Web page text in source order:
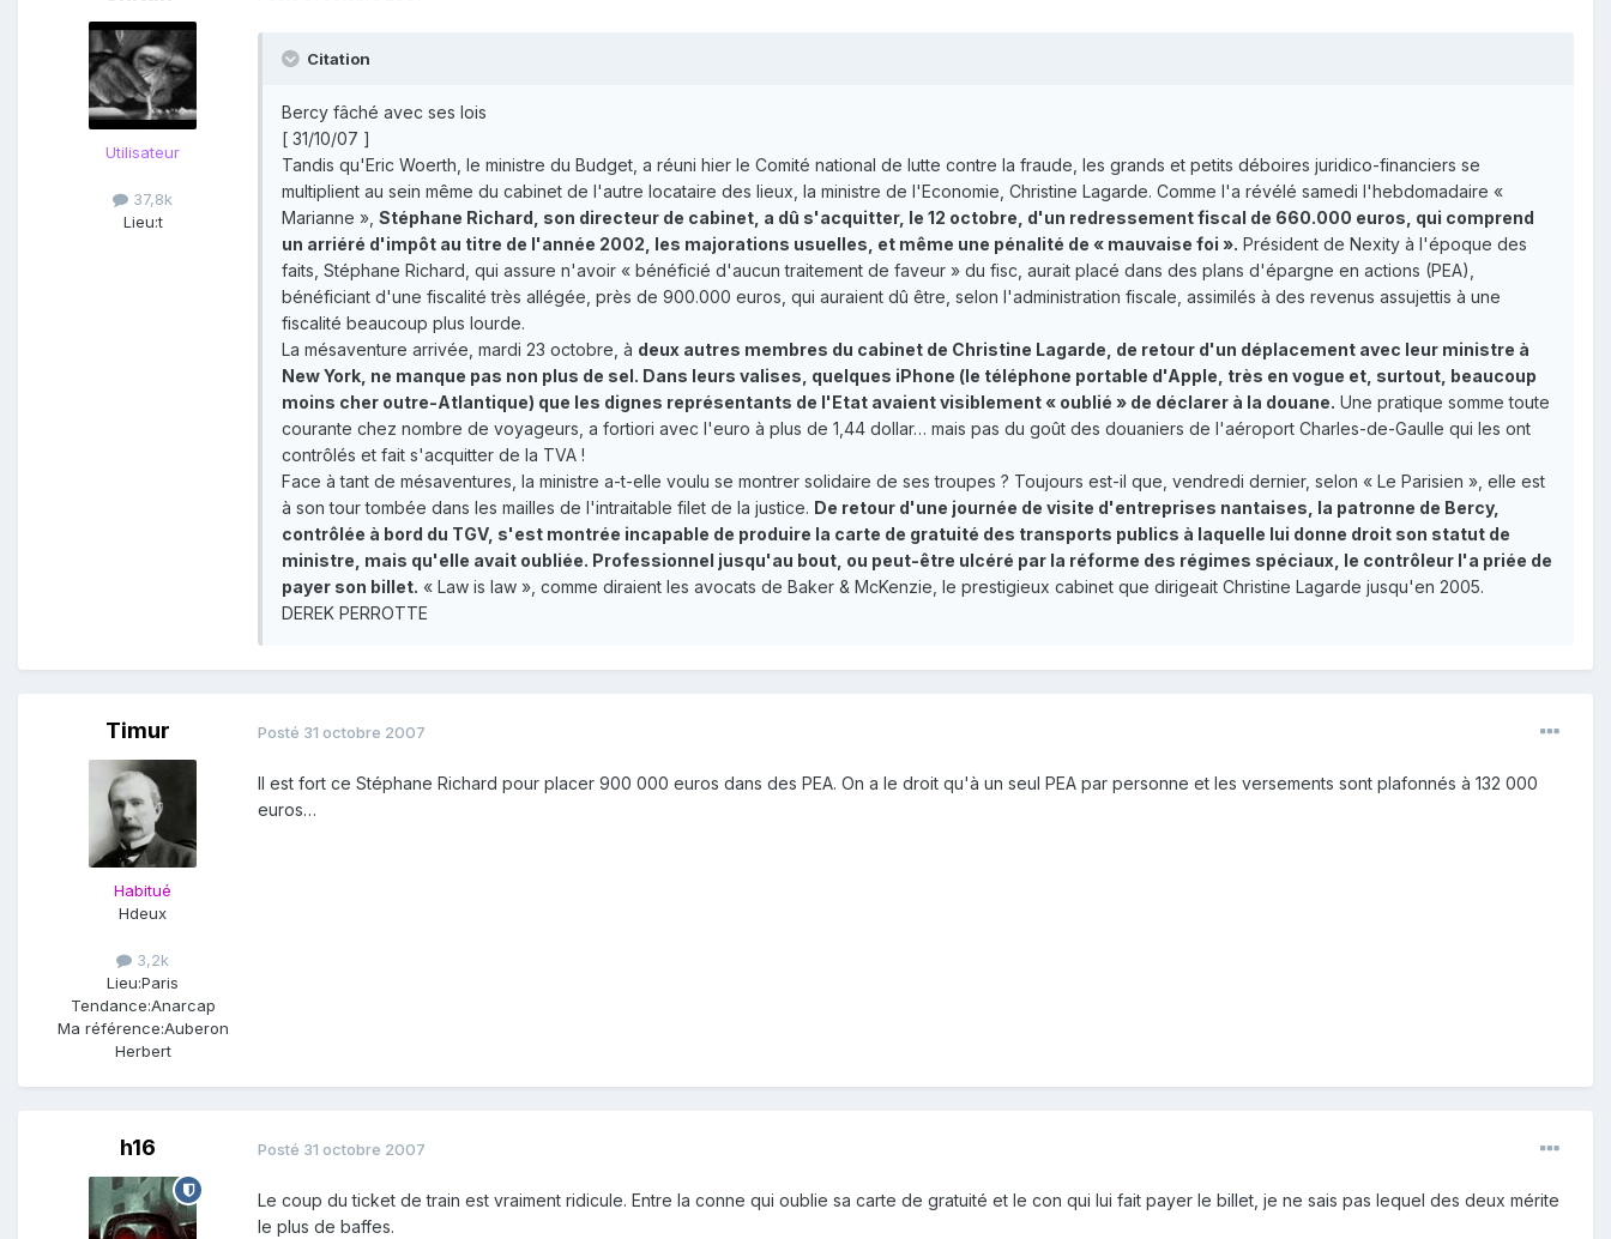
Utilisateur
37,8k
Lieu:t
Citation
Bercy fâché avec ses lois
[ 31/10/07 ]
Tandis qu'Eric Woerth, le ministre du Budget, a réuni hier le Comité national de lutte contre la fraude, les grands et petits déboires juridico-financiers se
multiplient au sein même du cabinet de l'autre locataire des lieux, la ministre de l'Economie, Christine Lagarde. Comme l'a révélé samedi l'hebdomadaire «
Marianne », Stéphane Richard, son directeur de cabinet, a dû s'acquitter, le 12 octobre, d'un redressement fiscal de 660.000 euros, qui comprend
un arriéré d'impôt au titre de l'année 2002, les majorations usuelles, et même une pénalité de « mauvaise foi ». Président de Nexity à l'époque des
faits, Stéphane Richard, qui assure n'avoir « bénéficié d'aucun traitement de faveur » du fisc, aurait placé dans des plans d'épargne en actions (PEA),
bénéficiant d'une fiscalité très allégée, près de 900.000 euros, qui auraient dû être, selon l'administration fiscale, assimilés à des revenus assujettis à une
fiscalité beaucoup plus lourde.
La mésaventure arrivée, mardi 23 octobre, à deux autres membres du cabinet de Christine Lagarde, de retour d'un déplacement avec leur ministre à
New York, ne manque pas non plus de sel. Dans leurs valises, quelques iPhone (le téléphone portable d'Apple, très en vogue et, surtout, beaucoup
moins cher outre-Atlantique) que les dignes représentants de l'Etat avaient visiblement « oublié » de déclarer à la douane. Une pratique somme toute
courante chez nombre de voyageurs, a fortiori avec l'euro à plus de 1,44 dollar… mais pas du goût des douaniers de l'aéroport Charles-de-Gaulle qui les ont
contrôlés et fait s'acquitter de la TVA !
Face à tant de mésaventures, la ministre a-t-elle voulu se montrer solidaire de ses troupes ? Toujours est-il que, vendredi dernier, selon « Le Parisien », elle est
à son tour tombée dans les mailles de l'intraitable filet de la justice. De retour d'une journée de visite d'entreprises nantaises, la patronne de Bercy,
contrôlée à bord du TGV, s'est montrée incapable de produire la carte de gratuité des transports publics à laquelle lui donne droit son statut de
ministre, mais qu'elle avait oubliée. Professionnel jusqu'au bout, ou peut-être ulcéré par la réforme des régimes spéciaux, le contrôleur l'a priée de
payer son billet. « Law is law », comme diraient les avocats de Baker & McKenzie, le prestigieux cabinet que dirigeait Christine Lagarde jusqu'en 2005.
DEREK PERROTTE
Timur
Habitué
Hdeux
3,2k
Lieu:Paris
Tendance:Anarcap
Ma référence:Auberon
Herbert
Posté 31 octobre 2007
Il est fort ce Stéphane Richard pour placer 900 000 euros dans des PEA. On a le droit qu'à un seul PEA par personne et les versements sont plafonnés à 132 000
euros…
h16 Posté 31 octobre 2007
Le coup du ticket de train est vraiment ridicule. Entre la conne qui oublie sa carte de gratuité et le con qui lui fait payer le billet, je ne sais pas lequel des deux mérite
le plus de baffes.